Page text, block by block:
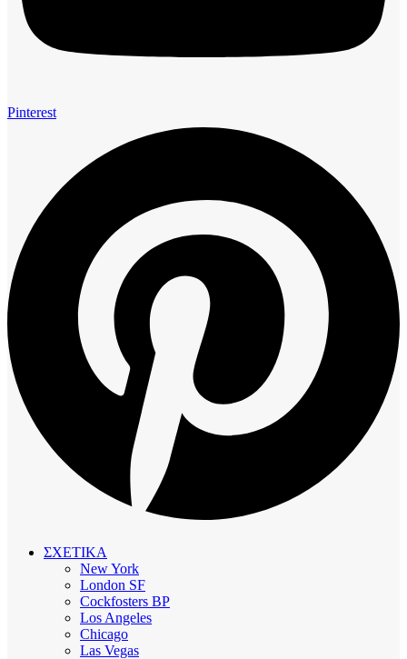
Pinterest
ΣΧΕΤΙΚΑ
New York
London SF
Cockfosters BP
Los Angeles
Chicago
Las Vegas